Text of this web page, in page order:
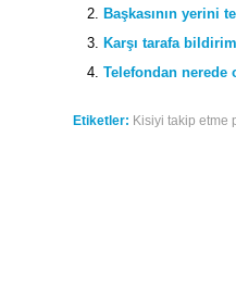
Başkasının yerini
Karşı tarafa
Telefondan nerede
Etiketler: Kisiyi takip etme